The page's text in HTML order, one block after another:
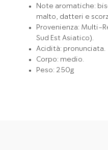
Note aromatiche:
malto, datteri e
Provenienza: Multi-
Sud Est Asiatico).
Acidità: pronunciata.
Corpo: medio.
Peso: 250g